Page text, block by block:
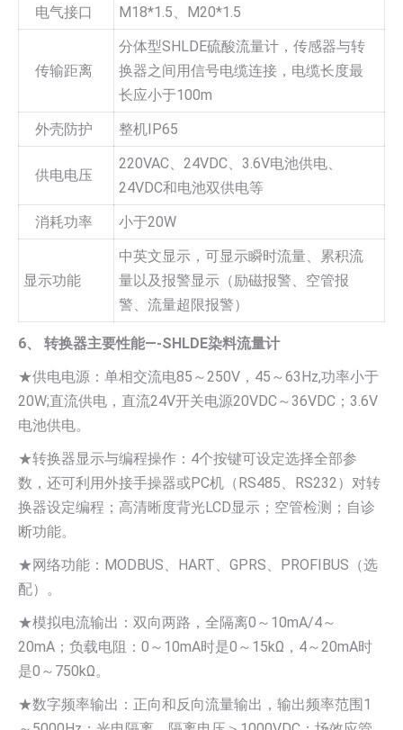
电气接口
M18*1.5、M20*1.5
传输距离
分体型SHLDE硫酸流量计，传感器与转
换器之间用信号电缆连接，电缆长度最
长应小于100m
外壳防护
整机IP65
供电电压
220VAC、24VDC、3.6V电池供电、
24VDC和电池双供电等
消耗功率
小于20W
显示功能
中英文显示，可显示瞬时流量、累积流
量以及报警显示（励磁报警、空管报
警、流量超限报警）
6、 转换器主要性能—-SHLDE染料流量计
★供电电源：单相交流电85～250V，45～63Hz,功率小于
20W;直流供电，直流24V开关电源20VDC～36VDC；3.6V
电池供电。
★转换器显示与编程操作：4个按键可设定选择全部参
数，还可利用外接手操器或PC机（RS485、RS232）对转
换器设定编程；高清晰度背光LCD显示；空管检测；自诊
断功能。
★网络功能：MODBUS、HART、GPRS、PROFIBUS（选
配）。
★模拟电流输出：双向两路，全隔离0～10mA/4～
20mA；负载电阻：0～10mA时是0～15kΩ，4～20mA时
是0～750kΩ。
★数字频率输出：正向和反向流量输出，输出频率范围1